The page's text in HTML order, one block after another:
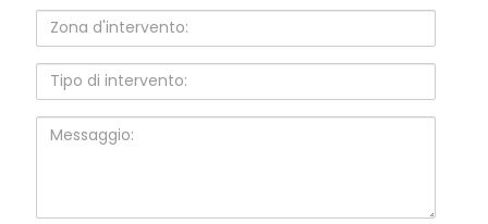
Zona
d'intervento:
Tipo
intervento:
Messaggio: